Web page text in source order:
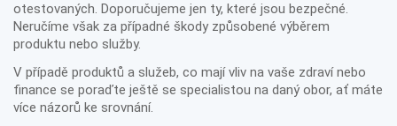
otestovaných. Doporučujeme jen ty, které jsou bezpečné.
Neručíme však za případné škody způsobené výběrem
produktu nebo služby.
V případě produktů a služeb, co mají vliv na vaše zdraví nebo
finance se poraďte ještě se specialistou na daný obor, ať máte
více názorů ke srovnání.